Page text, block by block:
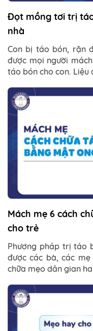
Đọt mồng tơi trị
nhà
Con bị táo bón, rặn
được mọi người
táo bón cho con. Liệu
Mách mẹ 6 cách
cho trẻ
Phương pháp trị táo
được các bà, các
chữa mẹo dân gian